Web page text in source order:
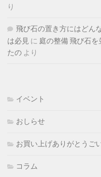
り
飛び石の置き方にはどん
は必見 に 庭の整備 飛び石を
たの より
イベント
おしらせ
お買い上げありがとうご
コラム